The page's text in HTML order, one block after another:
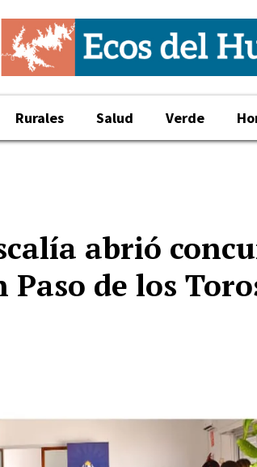
Rurales Salud Verde
abrió
de los